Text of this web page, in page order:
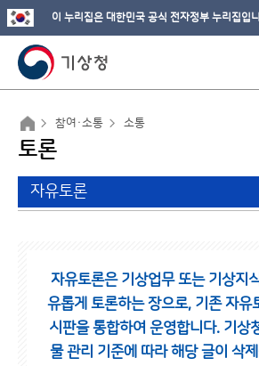
이 누리집은 대한민국 공식 전자정부 누리집입
참여·소통 소통
토론
자유토론
자유토론은 기상업무 또는 기상지
유롭게 토론하는 장으로, 기존 자유
시판을 통합하여 운영합니다. 기상
물 관리 기준에 따라 해당 글이 삭